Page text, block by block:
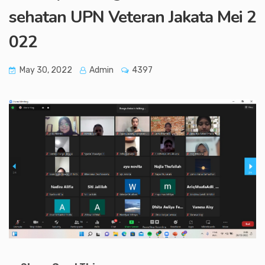
sehatan UPN Veteran Jakata Mei 2
022
May 30, 2022 Admin 4397